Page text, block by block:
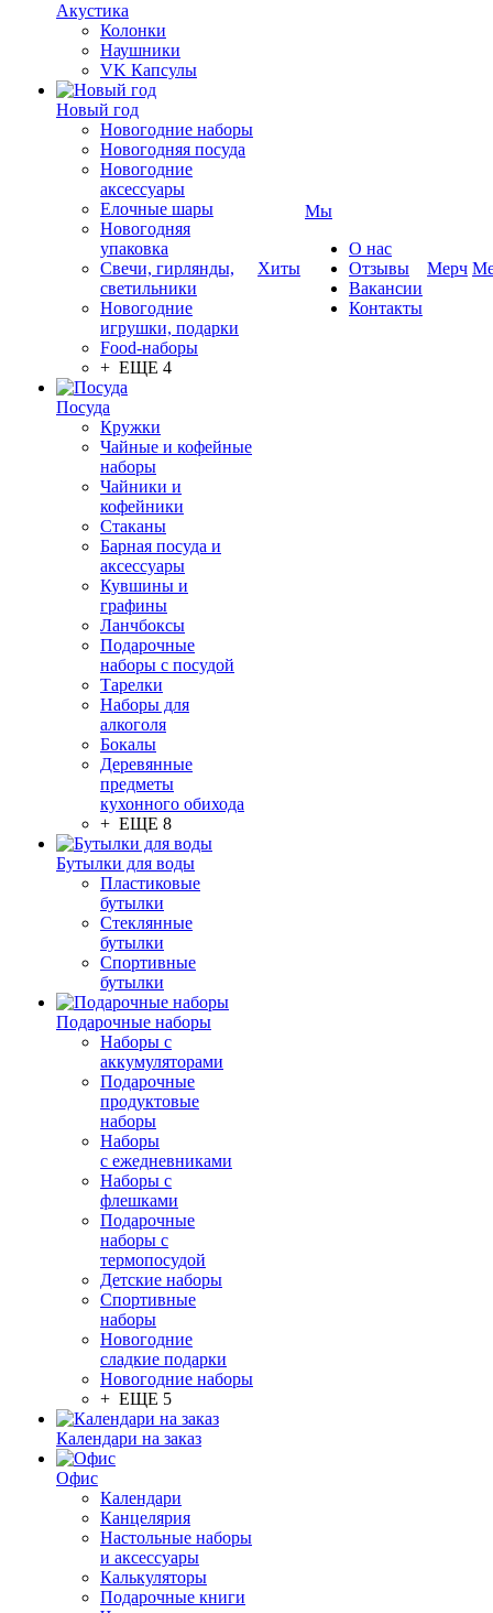
Акустика
Колонки
Наушники
VK Капсулы
Новый год
Новогодние наборы
Новогодняя посуда
Новогодние
аксессуары
Елочные шары
Новогодняя
упаковка
Свечи, гирлянды,
светильники
Новогодние
игрушки, подарки
Food-наборы
+ ЕЩЕ 4
Посуда
Кружки
Чайные и кофейные
наборы
Чайники и
кофейники
Стаканы
Барная посуда и
аксессуары
Кувшины и
графины
Ланчбоксы
Подарочные
наборы с посудой
Тарелки
Наборы для
алкоголя
Бокалы
Деревянные
предметы
кухонного обихода
+ ЕЩЕ 8
Бутылки для воды
Пластиковые
бутылки
Стеклянные
бутылки
Спортивные
бутылки
Подарочные наборы
Наборы с
аккумуляторами
Подарочные
продуктовые
наборы
Наборы
с ежедневниками
Наборы с
флешками
Подарочные
наборы с
термопосудой
Детские наборы
Спортивные
наборы
Новогодние
сладкие подарки
Новогодние наборы
+ ЕЩЕ 5
Календари на заказ
Офис
Календари
Канцелярия
Настольные наборы
и аксессуары
Калькуляторы
Подарочные книги
Хиты
Мы
О нас
Отзывы
Вакансии
Контакты
Мерч